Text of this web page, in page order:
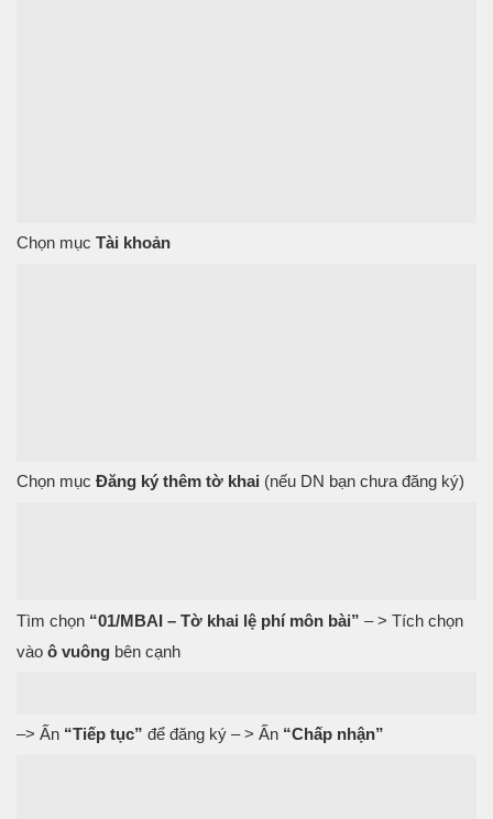
Chọn mục Tài khoản
Chọn mục Đăng ký thêm tờ khai (nếu DN bạn chưa đăng ký)
Tìm chọn “01/MBAI – Tờ khai lệ phí môn bài” – > Tích chọn
vào ô vuông bên cạnh
–> Ấn “Tiếp tục” để đăng ký – > Ấn “Chấp nhận”